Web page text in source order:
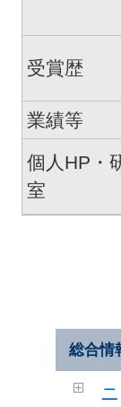
受賞歴
業績等
個人HP・
室
総合情